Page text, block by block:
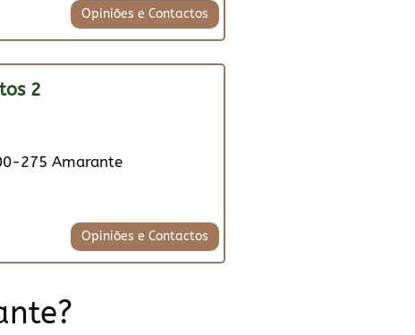
Opiniões e Contactos
2
275 Amarante
Opiniões e Contactos